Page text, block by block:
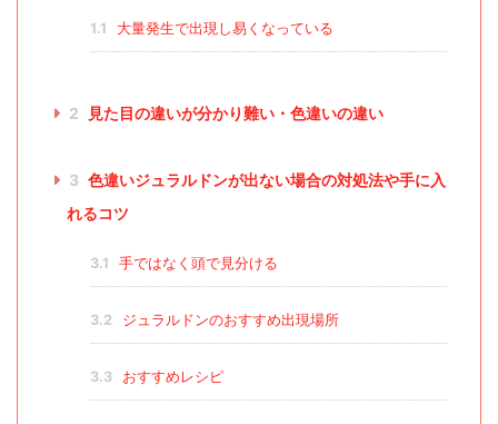
1.1 大量発生で出現し易くなっている
2 見た目の違いが分かり難い・色違いの違い
3 色違いジュラルドンが出ない場合の対処法や手に入
れるコツ
3.1 手ではなく頭で見分ける
3.2 ジュラルドンのおすすめ出現場所
3.3 おすすめレシピ